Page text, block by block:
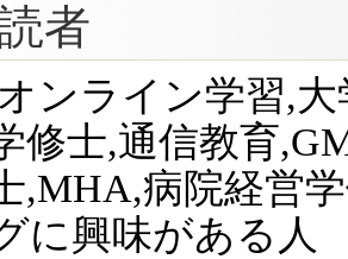
者
ンライン学習,
修士,通信教育
,MHA,病院経営
に興味がある人